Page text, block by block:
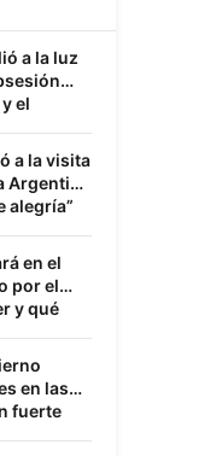
a la luz
el
a la visita
Argentina
alegría”
en el
por el
y qué
en las
fuerte